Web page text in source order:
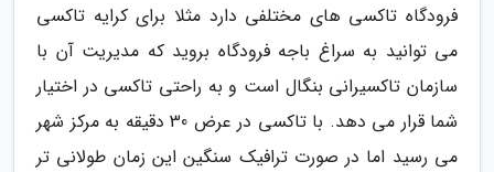
فرودگاه تاکسی های مختلفی دارد مثلا برای کرایه تاکسی
می توانید به سراغ باجه فرودگاه بروید که مدیریت آن با
سازمان تاکسیرانی بنگال است و به راحتی تاکسی در اختیار
شما قرار می دهد. با تاکسی در عرض 30 دقیقه به مرکز شهر
می رسید اما در صورت ترافیک سنگین این زمان طولانی تر